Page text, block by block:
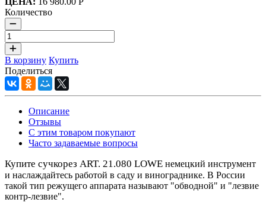
Количество
В корзину Купить
Поделиться
Описание
Отзывы
С этим товаром покупают
Часто задаваемые вопросы
Купите сучкорез ART. 21.080 LOWE немецкий инструмент
и наслаждайтесь работой в саду и винограднике. В России
такой тип режущего аппарата называют "обводной" и "лезвие
контр-лезвие".